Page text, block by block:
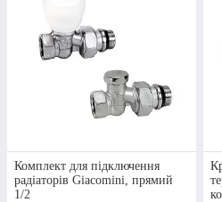
радіаторів
Комплект для підключення
радіаторів Giacomini, прямий
1/2